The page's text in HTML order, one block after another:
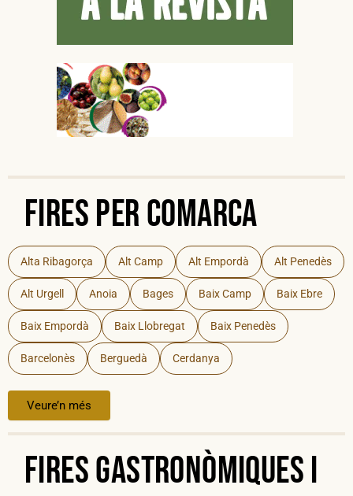
Fires per Comarca
Alta Ribagorça Alt Camp Alt Empordà Alt Penedès
Alt Urgell Anoia Bages Baix Camp Baix Ebre
Baix Empordà Baix Llobregat Baix Penedès
Barcelonès Berguedà Cerdanya
Veure’n més
Fires gastronòmiques i